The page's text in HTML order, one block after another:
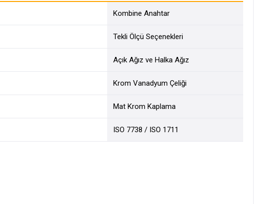
Kombine Anahtar
Tekli Ölçü Seçenekleri
Açık Ağız ve Halka Ağız
Krom Vanadyum Çeliği
Mat Krom Kaplama
ISO 7738 / ISO 1711